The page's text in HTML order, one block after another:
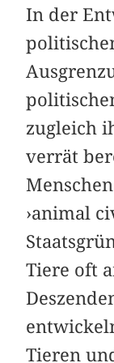
In der
zugleich
verrät
›animal
Tiere oft
Tieren